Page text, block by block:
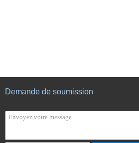
Demande de soumission